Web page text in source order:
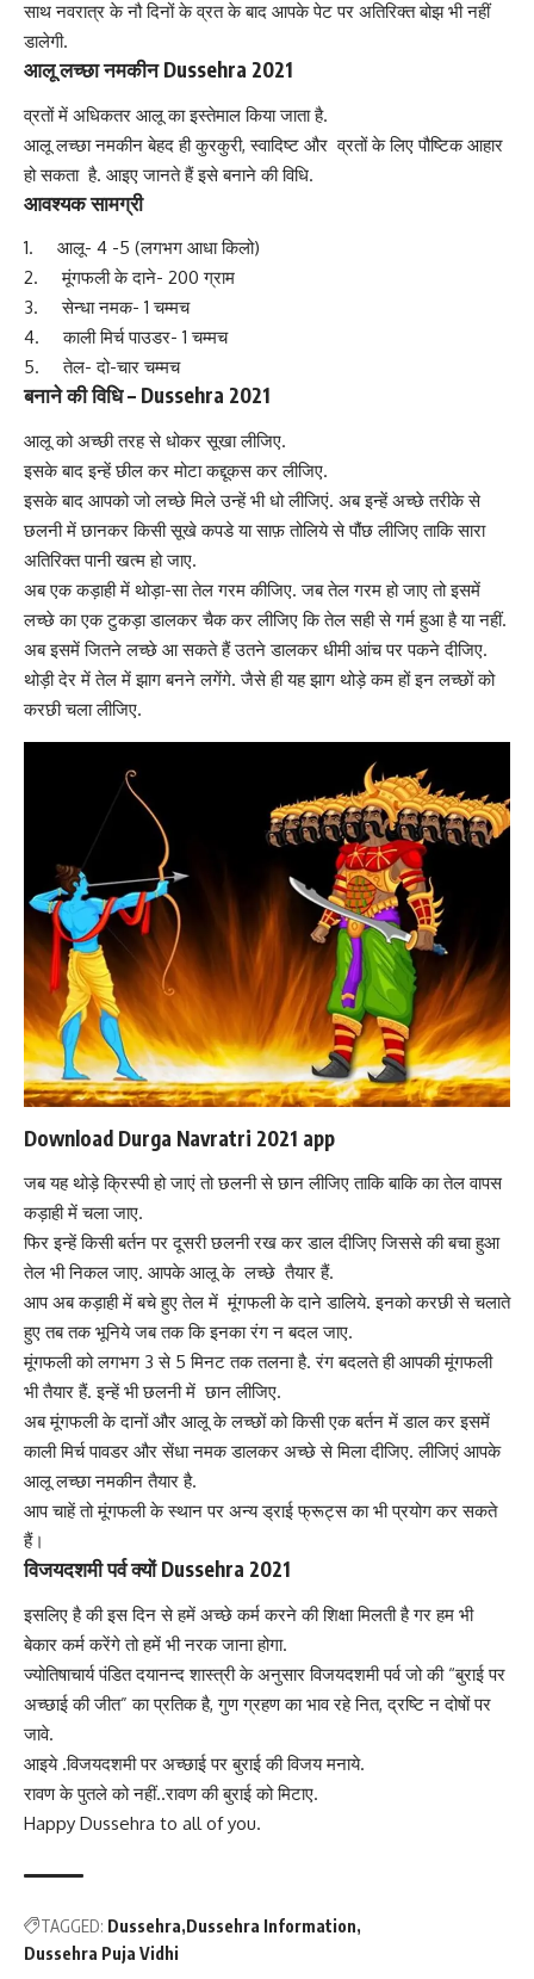
साथ नवरात्र के नौ दिनों के व्रत के बाद आपके पेट पर अतिरिक्त बोझ भी नहीं
डालेगी.
आलू लच्छा नमकीन Dussehra 2021
व्रतों में अधिकतर आलू का इस्तेमाल किया जाता है.
आलू लच्छा नमकीन बेहद ही कुरकुरी, स्वादिष्ट और व्रतों के लिए पौष्टिक आहार
हो सकता है. आइए जानते हैं इसे बनाने की विधि.
आवश्यक सामग्री
1. आलू- 4 -5 (लगभग आधा किलो)
2. मूंगफली के दाने- 200 ग्राम
3. सेन्धा नमक- 1 चम्मच
4. काली मिर्च पाउडर- 1 चम्मच
5. तेल- दो-चार चम्मच
बनाने की विधि – Dussehra 2021
आलू को अच्छी तरह से धोकर सूखा लीजिए.
इसके बाद इन्हें छील कर मोटा कद्दूकस कर लीजिए.
इसके बाद आपको जो लच्छे मिले उन्हें भी धो लीजिएं. अब इन्हें अच्छे तरीके से
छलनी में छानकर किसी सूखे कपडे या साफ़ तोलिये से पौंछ लीजिए ताकि सारा
अतिरिक्त पानी खत्म हो जाए.
अब एक कड़ाही में थोड़ा-सा तेल गरम कीजिए. जब तेल गरम हो जाए तो इसमें
लच्छे का एक टुकड़ा डालकर चैक कर लीजिए कि तेल सही से गर्म हुआ है या नहीं.
अब इसमें जितने लच्छे आ सकते हैं उतने डालकर धीमी आंच पर पकने दीजिए.
थोड़ी देर में तेल में झाग बनने लगेंगे. जैसे ही यह झाग थोड़े कम हों इन लच्छों को
करछी चला लीजिए.
Download Durga Navratri 2021 app
जब यह थोड़े क्रिस्पी हो जाएं तो छलनी से छान लीजिए ताकि बाकि का तेल वापस
कड़ाही में चला जाए.
फिर इन्हें किसी बर्तन पर दूसरी छलनी रख कर डाल दीजिए जिससे की बचा हुआ
तेल भी निकल जाए. आपके आलू के लच्छे तैयार हैं.
आप अब कड़ाही में बचे हुए तेल में मूंगफली के दाने डालिये. इनको करछी से चलाते
हुए तब तक भूनिये जब तक कि इनका रंग न बदल जाए.
मूंगफली को लगभग 3 से 5 मिनट तक तलना है. रंग बदलते ही आपकी मूंगफली
भी तैयार हैं. इन्हें भी छलनी में छान लीजिए.
अब मूंगफली के दानों और आलू के लच्छों को किसी एक बर्तन में डाल कर इसमें
काली मिर्च पावडर और सेंधा नमक डालकर अच्छे से मिला दीजिए. लीजिएं आपके
आलू लच्छा नमकीन तैयार है.
आप चाहें तो मूंगफली के स्थान पर अन्य ड्राई फ्रूट्स का भी प्रयोग कर सकते
हैं।
विजयदशमी पर्व क्यों Dussehra 2021
इसलिए है की इस दिन से हमें अच्छे कर्म करने की शिक्षा मिलती है गर हम भी
बेकार कर्म करेंगे तो हमें भी नरक जाना होगा.
ज्योतिषाचार्य पंडित दयानन्द शास्त्री के अनुसार विजयदशमी पर्व जो की “बुराई पर
अच्छाई की जीत” का प्रतिक है, गुण ग्रहण का भाव रहे नित, द्रष्टि न दोषों पर
जावे.
आइये .विजयदशमी पर अच्छाई पर बुराई की विजय मनाये.
रावण के पुतले को नहीं..रावण की बुराई को मिटाए.
Happy Dussehra to all of you.
TAGGED: Dussehra Dussehra Information
Dussehra Puja Vidhi